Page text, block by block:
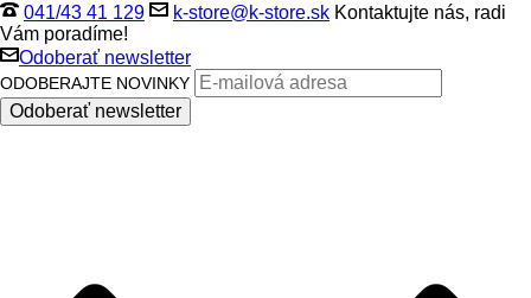
041/43 41 129 k-store@k-store.sk Kontaktujte nás, radi
Vám poradíme!
Odoberať newsletter
ODOBERAJTE NOVINKY